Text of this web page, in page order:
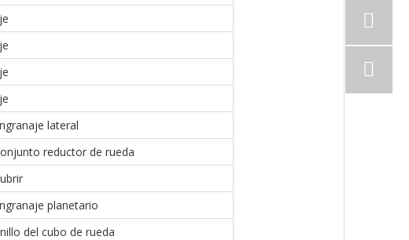
lateral
reductor de rueda
planetario
del cubo de rueda